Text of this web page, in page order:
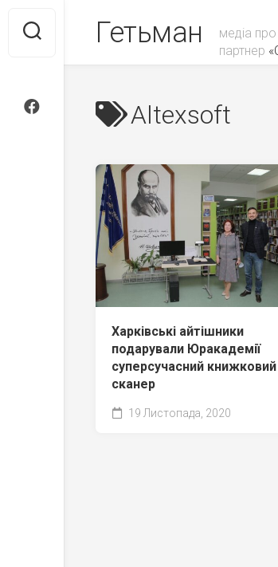
content
Гетьман
медіа
партнер
Altexsoft
Харківські айтішники
подарували Юракадемії
суперсучасний книжковий
сканер
19 Листопада, 2020